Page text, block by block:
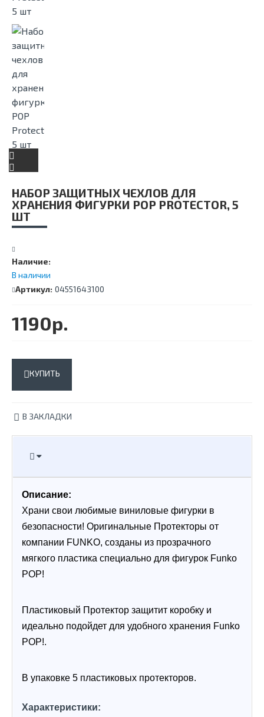
НАБОР ЗАЩИТНЫХ ЧЕХЛОВ ДЛЯ
ХРАНЕНИЯ ФИГУРКИ POP PROTECTOR, 5
ШТ
Наличие:
В наличии
Артикул: 04551643100
1190р.
КУПИТЬ
В ЗАКЛАДКИ
Описание:
Храни свои любимые виниловые фигурки в
безопасности! Оригинальные Протекторы от
компании FUNKO, созданы из прозрачного
мягкого пластика специально для фигурок Funko
POP!
Пластиковый Протектор защитит коробку и
идеально подойдет для удобного хранения Funko
POP!.
В упаковке 5 пластиковых протекторов.
Характеристики: